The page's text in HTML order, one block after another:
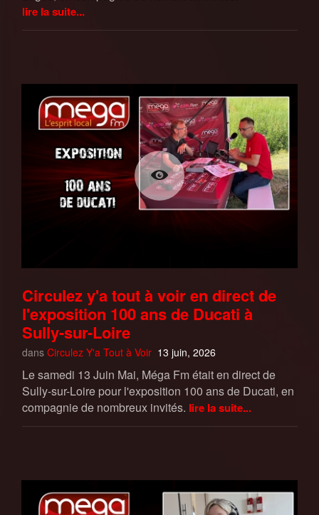
lire la suite...
Circulez y'a tout à voir en direct de
l'exposition 100 ans de Ducati à
Sully-sur-Loire
dans Circulez Y'a Tout à Voir 13 juin, 2026
Le samedi 13 Juin Mai, Méga Fm était en direct de
Sully-sur-Loire pour l'exposition 100 ans de Ducati, en
compagnie de nombreux invités. lire la suite...